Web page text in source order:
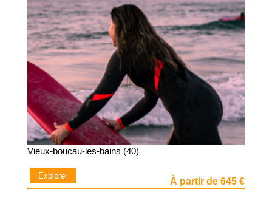
Vieux-boucau-les-bains (40)
Explorer
À partir de 645 €